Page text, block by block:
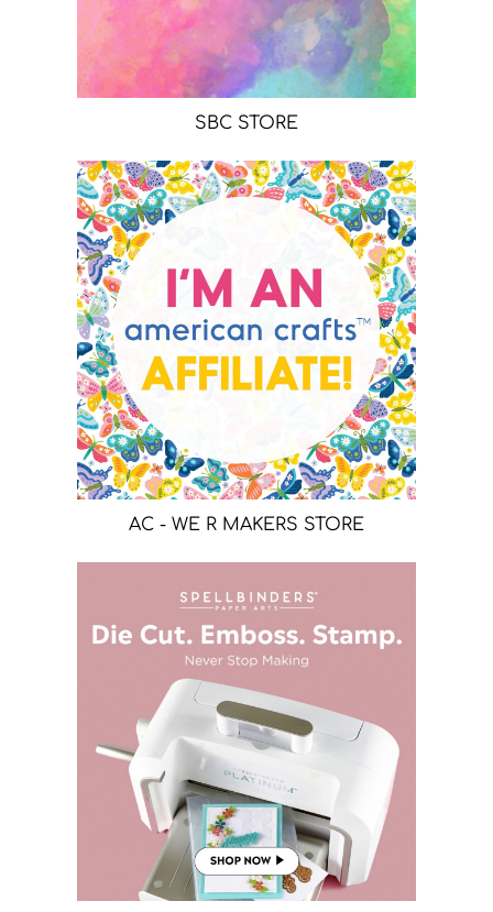
SBC STORE
AC - WE R MAKERS STORE